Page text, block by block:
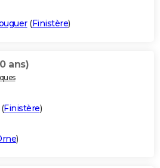
(Finistère)
ans)
(Finistère)
)